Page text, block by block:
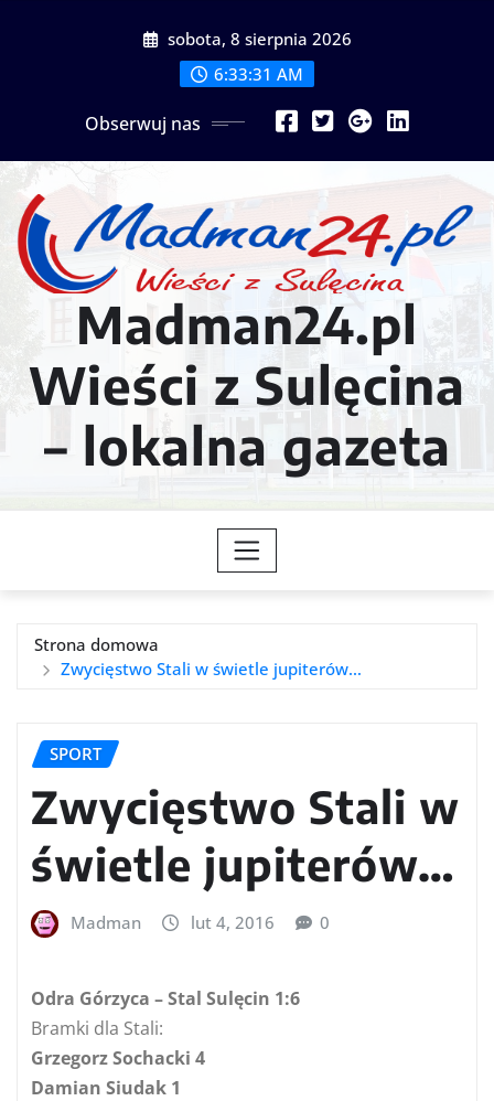
sobota, 8 sierpnia 2026
6:33:33 AM
Obserwuj nas
Madman24.pl
Wieści z Sulęcina
– lokalna gazeta
Strona domowa
Zwycięstwo Stali w świetle jupiterów…
SPORT
Zwycięstwo Stali w
świetle jupiterów…
Madman lut 4, 2016 0
Odra Górzyca – Stal Sulęcin 1:6
Bramki dla Stali:
Grzegorz Sochacki 4
Damian Siudak 1